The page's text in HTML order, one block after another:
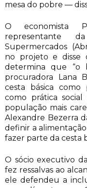
mesa do pobre —
O economista
representante
Supermercados
no projeto e disse
determina que “o
procuradora Lana
cesta básica
como prática
população mais
Alexandre Bezerra
definir a
fazer parte da cesta
O sócio executivo
fez ressalvas ao
ele defendeu a